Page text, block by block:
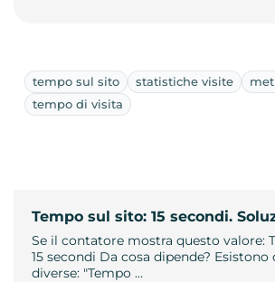
tempo sul sito statistiche visite
tempo di visita
Tempo sul sito: 15 secondi.
Se il contatore mostra questo valore:
15 secondi Da cosa dipende?
diverse: "Tempo …